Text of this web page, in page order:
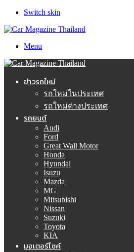
Switch skin
Menu
ข่าวรถใหม่
รถใหม่ในประเทศ
รถใหม่ต่างประเทศ
รถยนต์
Audi
Ford
Great Wall Motor
Honda
Hyundai
Isuzu
Mazda
MG
Mitsubishi
Nissan
Suzuki
Toyota
KIA
มอเตอร์ไซค์